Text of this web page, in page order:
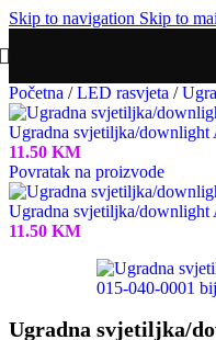
Skip to navigation Skip to
Početna / LED rasvjeta /
Ugradna svjetiljka/downlight
11.50 KM
Povratak na proizvode
Ugradna svjetiljka/
11.50 KM
Ugradna svjetiljka/